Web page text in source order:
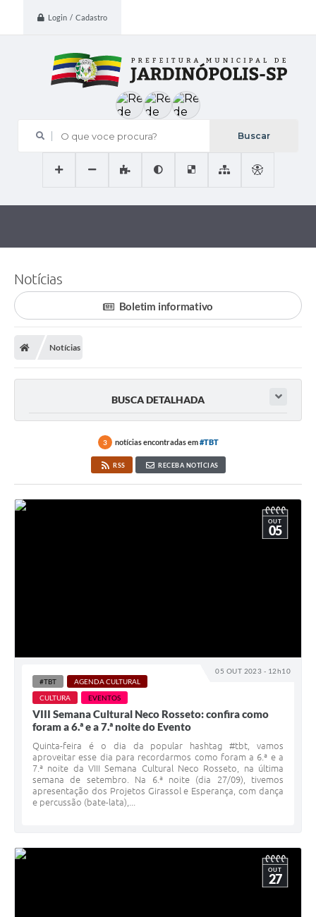
Login / Cadastro
O que voce procura?
Notícias
Boletim informativo
Notícias
BUSCA DETALHADA
3 notícias encontradas em#TBT
RSS RECEBA NOTÍCIAS
05 OUT 2023 - 12h10
OUT
05
#TBT
AGENDA CULTURAL
CULTURA
EVENTOS
VIII Semana Cultural Neco Rosseto: confira como
foram a 6.ª e a 7.ª noite do Evento
Quinta-feira é o dia da popular hashtag #tbt, vamos
aproveitar esse dia para recordarmos como foram a 6.ª e a
7.ª noite da VIII Semana Cultural Neco Rosseto, na última
semana de setembro. Na 6.ª noite (dia 27/09), tivemos
apresentação dos Projetos Girassol e Esperança, com dança
e percussão (bate-lata),...
OUT
27